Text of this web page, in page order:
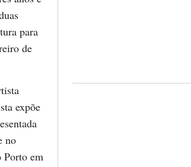
para
de
expõe
no
Porto em